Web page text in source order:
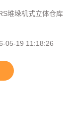
堆垛机式立体仓库
05-19 11:18:26